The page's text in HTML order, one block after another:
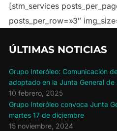
[stm_services
posts_per_row=»3″
ÚLTIMAS NOTICIAS
Grupo Interóleo: Comunicación
adoptado en la Junta General de
10 febrero, 2025
Grupo Interóleo convoca Junta
martes 17 de diciembre
15 noviembre, 2024